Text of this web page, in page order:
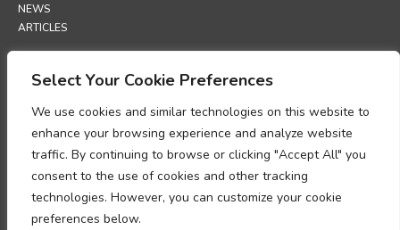
Select Your Cookie Preferences
We use cookies and similar technologies on this website to
enhance your browsing experience and analyze website
traffic. By continuing to browse or clicking "Accept All" you
consent to the use of cookies and other tracking
technologies. However, you can customize your cookie
preferences below.
NEWS
ARTICLES
SUPPORT
POLICIES
गोपनीयता नीति
कुकीज़ नीति
व्यक्तिगत डेटा प्रोसेसिंग अनुपालन पर ज्ञापन
डेटा प्रोसेसिंग परिशिष्ट